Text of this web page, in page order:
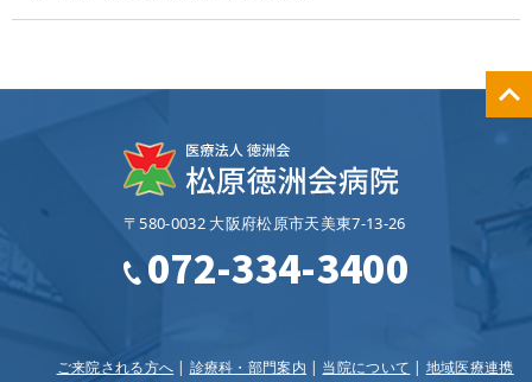
〒580-0032 大阪府松原市天美東7‐13‐26
072-334-3400
ご来院される方へ 診療科・部門案内 当院について 地域医療連携